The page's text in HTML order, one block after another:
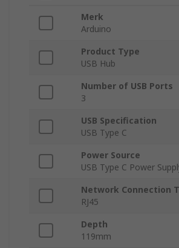
Merk
Arduino
Product Type
USB Hub
Number of USB Ports
3
USB Specification
USB Type C
Power Source
USB Type C Power
Network Connection
RJ45
Depth
119mm